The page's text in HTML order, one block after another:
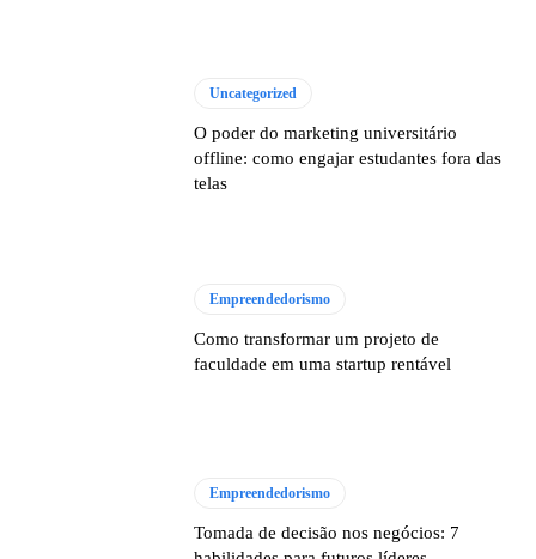
Uncategorized
O poder do marketing universitário
offline: como engajar estudantes fora das
telas
Empreendedorismo
Como transformar um projeto de
faculdade em uma startup rentável
Empreendedorismo
Tomada de decisão nos negócios: 7